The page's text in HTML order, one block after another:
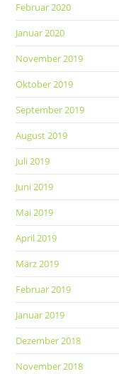
Februar 2020
Januar 2020
November 2019
Oktober 2019
September 2019
August 2019
Juli 2019
Juni 2019
Mai 2019
April 2019
März 2019
Februar 2019
Januar 2019
Dezember 2018
November 2018